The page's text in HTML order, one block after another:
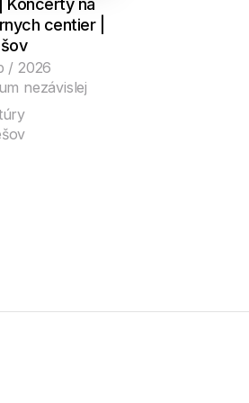
Koncerty na
centier |
/ 2026
nezávislej